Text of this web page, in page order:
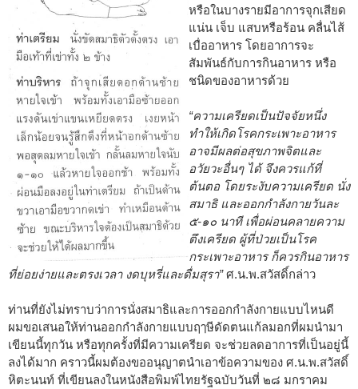
หรือในบางรายมีอาการจุกเสียด
แน่น เจ็บ แสบหรือร้อน คลื่นไส้
เบื่ออาหาร โดยอาการจะ
สัมพันธ์กับการกินอาหาร หรือ
ชนิดของอาหารด้วย
“ความเครียดเป็นปัจจัยหนึ่ง
ทำให้เกิดโรคกระเพาะอาหาร
อาจมีผลต่อสุขภาพจิตและ
อวัยวะอื่นๆ ได้ จึงควรแก้ที่
ต้นตอ โดยระงับความเครียด นั่ง
สมาธิ และออกกำลังกายวันละ
๕-๑๐ นาที เพื่อผ่อนคลายความ
ตึงเครียด ผู้ที่ป่วยเป็นโรค
กระเพาะอาหาร ก็ควรกินอาหาร
ที่ย่อยง่ายและตรงเวลา งดบุหรี่และดื่มสุรา”ศ.น.พ.สวัสดิ์กล่าว
ท่านที่ยังไม่ทราบว่าการนั่งสมาธิและการออกกำลังกายแบบไหนดี
ผมขอเสนอให้ท่านออกกำลังกายแบบฤๅษีดัดตนแก้ลมอกที่ผมนำมา
เขียนนี้ทุกวัน หรือทุกครั้งที่มีความเครียด จะช่วยลดอาการที่เป็นอยู่นี้
ลงได้มาก คราวนี้ผมต้องขออนุญาตนำเอาข้อความของ ศ.น.พ.สวัสดิ์
หิตะนนท์ ที่เขียนลงในหนังสือพิมพ์ไทยรัฐฉบับวันที่ ๒๘ มกราคม